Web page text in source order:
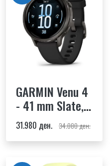
GARMIN Venu 4
- 41 mm Slate,
Black Silicone
Band
31.980 ден. 34.080 ден.